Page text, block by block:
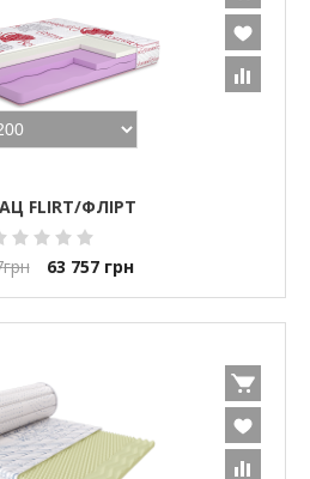
FLIRT/ФЛІРТ
грн 63 757 грн